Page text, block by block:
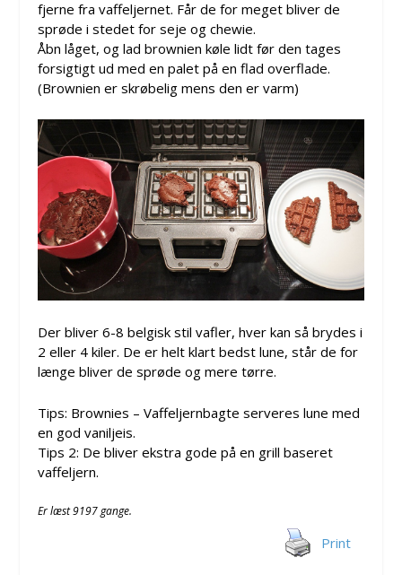
fjerne fra vaffeljernet. Får de for meget bliver de
sprøde i stedet for seje og chewie.
Åbn låget, og lad brownien køle lidt før den tages
forsigtigt ud med en palet på en flad overflade.
(Brownien er skrøbelig mens den er varm)
Der bliver 6-8 belgisk stil vafler, hver kan så brydes i
2 eller 4 kiler. De er helt klart bedst lune, står de for
længe bliver de sprøde og mere tørre.
Tips: Brownies – Vaffeljernbagte serveres lune med
en god vaniljeis.
Tips 2: De bliver ekstra gode på en grill baseret
vaffeljern.
Er læst 9197 gange.
Print